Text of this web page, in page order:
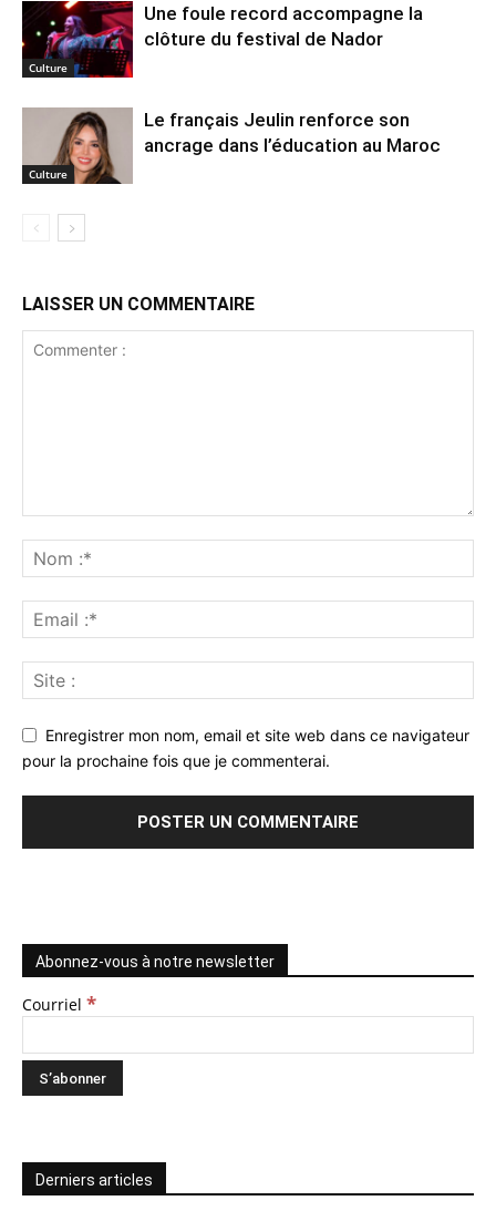
Culture
Une foule record accompagne la
clôture du festival de Nador
Culture
Le français Jeulin renforce son
ancrage dans l’éducation au Maroc
LAISSER UN COMMENTAIRE
Enregistrer mon nom, email et site web dans ce navigateur
pour la prochaine fois que je commenterai.
Abonnez-vous à notre newsletter
Courriel *
Derniers articles